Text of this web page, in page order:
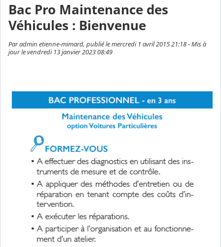
Bac Pro Maintenance des
Véhicules : Bienvenue
Par admin etienne-mimard, publié le mercredi 1 avril 2015 21:18 - Mis à
jour le vendredi 13 janvier 2023 08:49